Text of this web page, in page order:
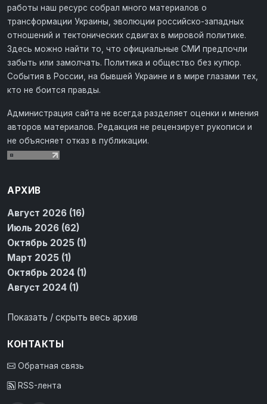
работы наш ресурс собрал много материалов о
трансформации Украины, эволюции российско-западных
отношений и тектонических сдвигах в мировой политике.
Здесь можно найти то, что официальные СМИ предпочли
забыть или замолчать. Политика и общество без купюр.
События в России, на бывшей Украине и в мире глазами тех,
кто не боится правды.
Администрация сайта не всегда разделяет оценки и мнения
авторов материалов. Редакция не рецензирует рукописи и
не объясняет отказ в публикации.
АРХИВ
Август 2026 (16)
Июль 2026 (62)
Октябрь 2025 (1)
Март 2025 (1)
Октябрь 2024 (1)
Август 2024 (1)
Показать / скрыть весь архив
КОНТАКТЫ
Обратная связь
RSS-лента